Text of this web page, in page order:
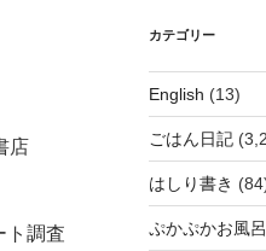
店
ト調査
カテゴリー
English (13)
ごはん日記
はしり書き
ぷかぷかお風